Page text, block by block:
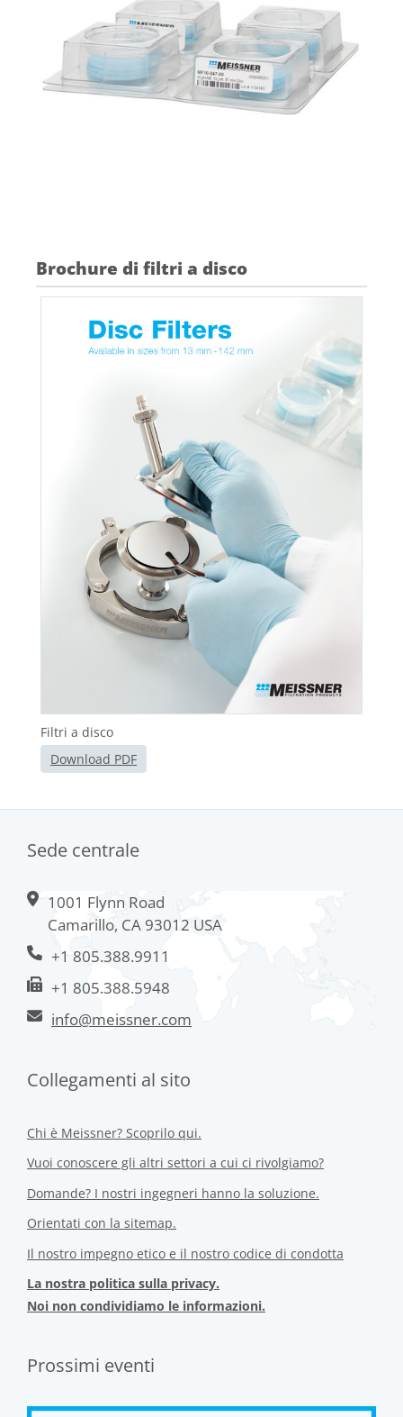
Brochure di filtri a disco
Filtri a disco
Download PDF
Sede centrale
1001 Flynn Road
Camarillo, CA 93012 USA
+1 805.388.9911
+1 805.388.5948
info@meissner.com
Collegamenti al sito
Chi è Meissner? Scoprilo qui.
Vuoi conoscere gli altri settori a cui ci rivolgiamo?
Domande? I nostri ingegneri hanno la soluzione.
Orientati con la sitemap.
Il nostro impegno etico e il nostro codice di condotta
La nostra politica sulla privacy.
Noi non condividiamo le informazioni.
Prossimi eventi